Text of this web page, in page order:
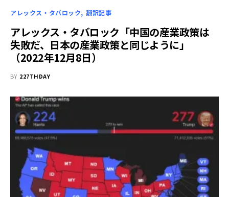
アレックス・タバロック 翻訳記事
アレックス・タバロック「中国の産業政策は
失敗だ、日本の産業政策と同じように」
（2022年12月8日）
BY 227THDAY